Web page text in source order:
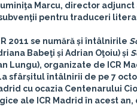
Marcu, director adjunct
pentru traduceri
2011 se numără și întâlnirile
Babeţi și Adrian Oţoiu) și
Lungu), organizate de ICR
sfârșitul întâlnirii de pe 7
cu ocazia Centenarului
ale ICR Madrid în acest